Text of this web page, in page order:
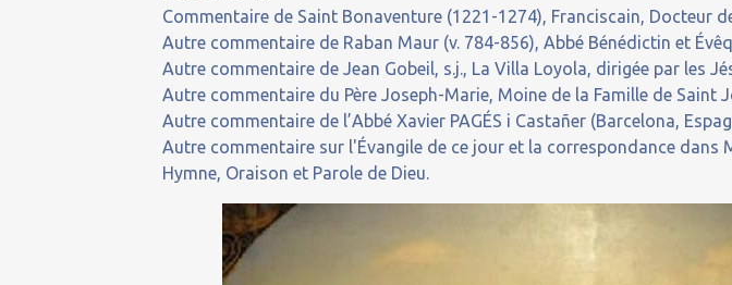
Commentaire de Saint Bonaventure (1221-1274), Franciscain, Docteur
Autre commentaire de Raban Maur (v. 784-856), Abbé Bénédictin et
Autre commentaire de Jean Gobeil, s.j., La Villa Loyola, dirigée par les
Autre commentaire du Père Joseph-Marie, Moine de la Famille de Saint
Autre commentaire de l’Abbé Xavier PAGÉS i Castañer (Barcelona,
Autre commentaire sur l'Évangile de ce jour et la correspondance dans
Hymne, Oraison et Parole de Dieu.